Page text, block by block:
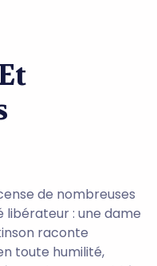
de nombreuses
libérateur : une dame
raconte
toute humilité,